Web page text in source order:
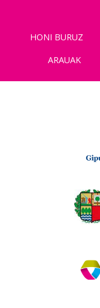
HONI BURUZ
ARAUAK